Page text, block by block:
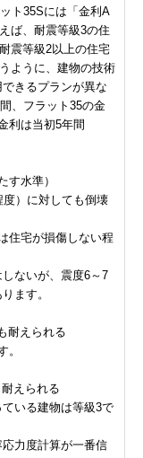
ト35Sには「金利A
ば、耐震等級3の住
震等級2以上の住宅
ように、建物の技術
きるプランが異な
、フラット35の金
利は当初5年間
す水準）
度）に対しても倒壊
住宅が損傷しない程
ないが、震度6～7
ます。
耐えられる
。
えられる
いる建物は等級3で
力度計算が一番信